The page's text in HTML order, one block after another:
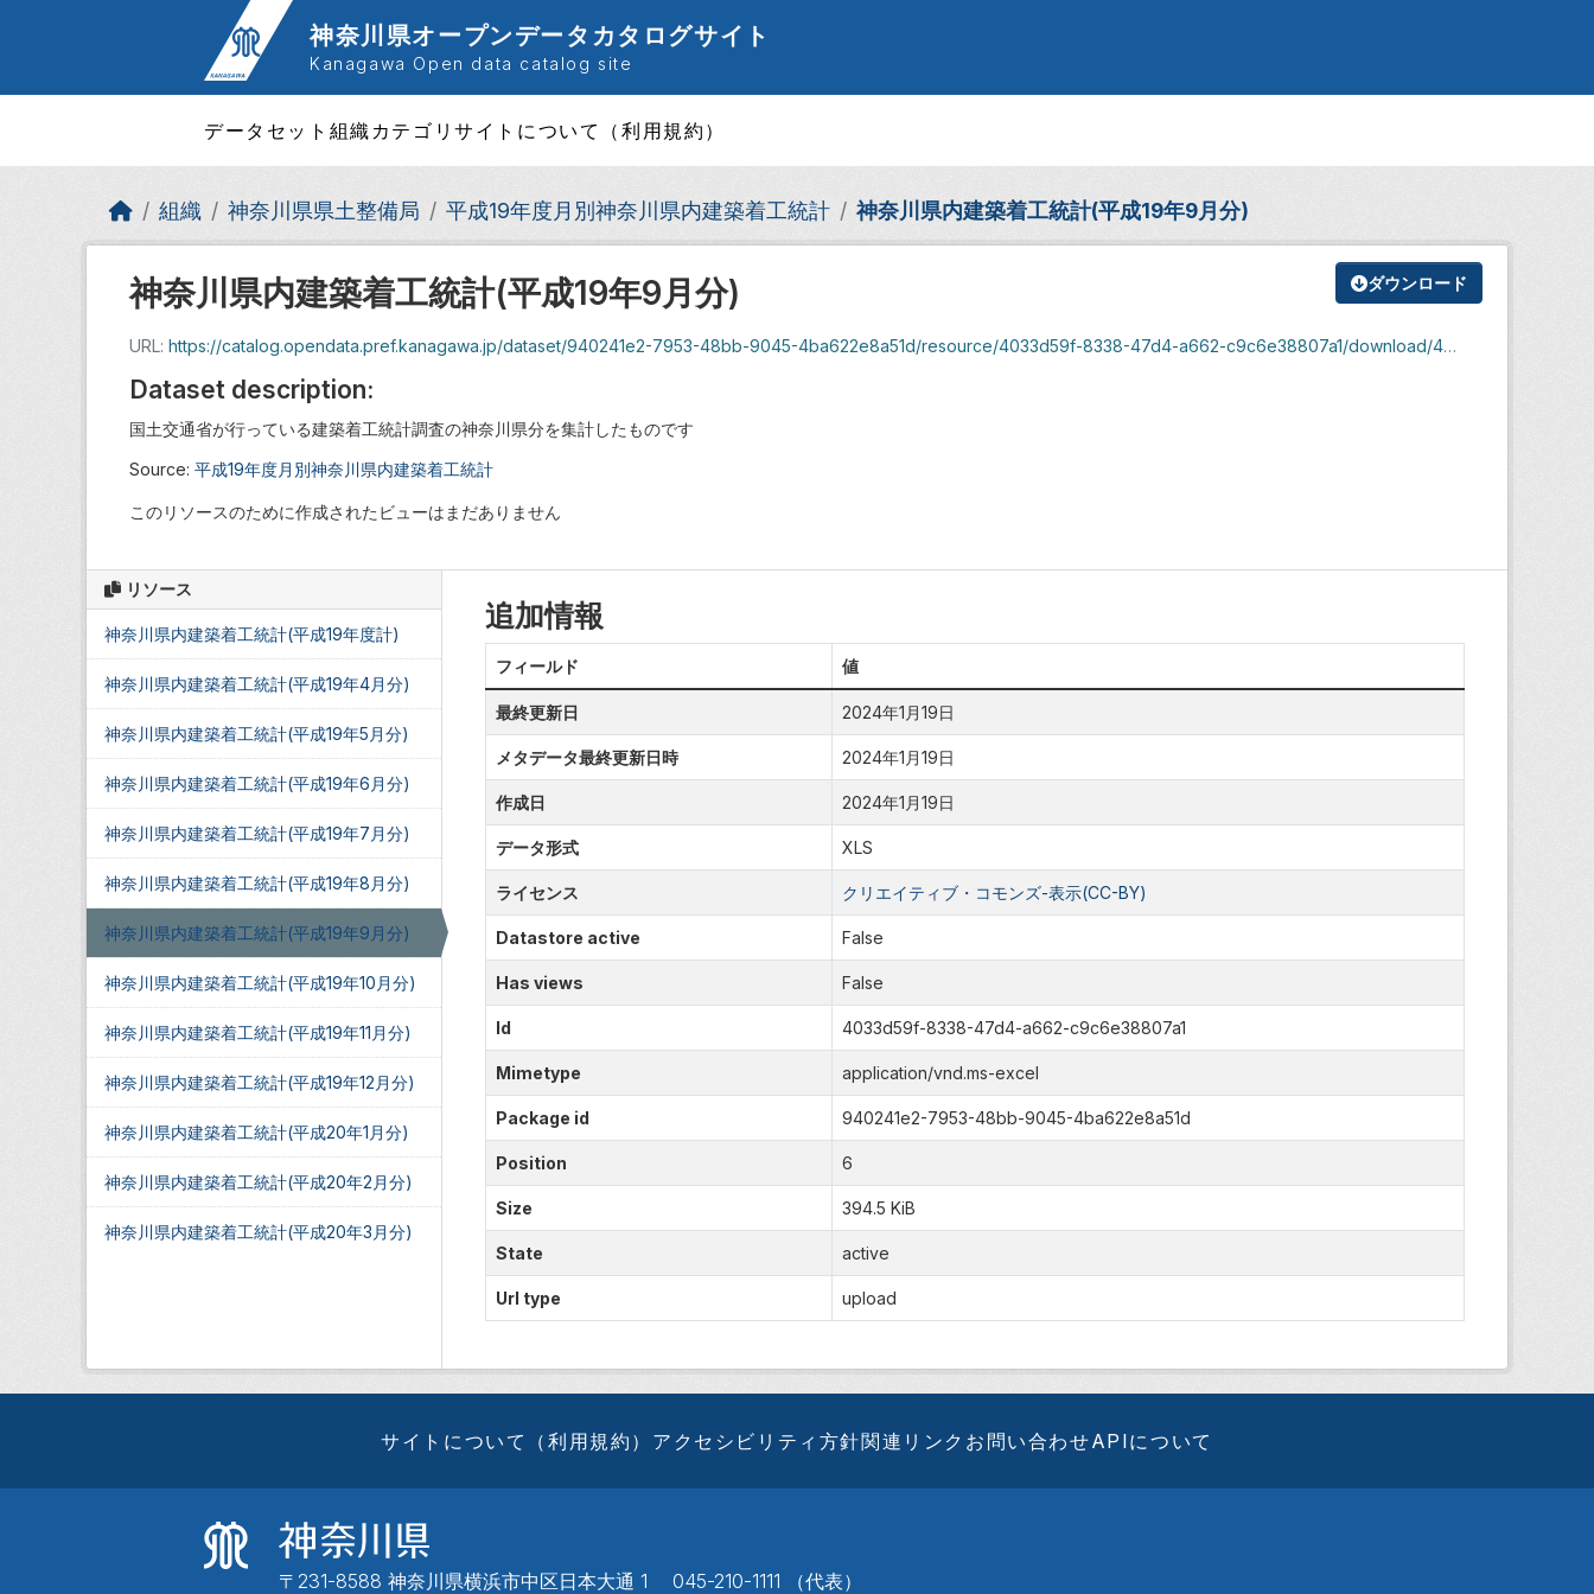
神奈川県オープンデータカタログサイト
Kanagawa Open data catalog site
データセット 組織 カテゴリサイトについて（利用規約）
組織 神奈川県県土整備局 平成19年度月別神奈川県内建築着工統計 神奈川県内建築着工統計(平成19年9月分)
ダウンロード
神奈川県内建築着工統計(平成19年9月分)
URL: https://catalog.opendata.pref.kanagawa.jp/dataset/940241e2-7953-48bb-9045-4ba622e8a51d/resource/4033d59f-8338-47d4-a662-c9c6e38807a1/download/4486.xls
Dataset description:
国土交通省が行っている建築着工統計調査の神奈川県分を集計したものです
Source: 平成19年度月別神奈川県内建築着工統計
このリソースのために作成されたビューはまだありません
リソース
神奈川県内建築着工統計(平成19年度計)
神奈川県内建築着工統計(平成19年4月分)
神奈川県内建築着工統計(平成19年5月分)
神奈川県内建築着工統計(平成19年6月分)
神奈川県内建築着工統計(平成19年7月分)
神奈川県内建築着工統計(平成19年8月分)
神奈川県内建築着工統計(平成19年9月分)
神奈川県内建築着工統計(平成19年10月分)
神奈川県内建築着工統計(平成19年11月分)
神奈川県内建築着工統計(平成19年12月分)
神奈川県内建築着工統計(平成20年1月分)
神奈川県内建築着工統計(平成20年2月分)
神奈川県内建築着工統計(平成20年3月分)
追加情報
フィールド 値
最終更新日 2024年1月19日
メタデータ最終更新日時 2024年1月19日
作成日 2024年1月19日
データ形式 XLS
ライセンス クリエイティブ・コモンズ-表示(CC-BY)
Datastore active False
Has views False
Id 4033d59f-8338-47d4-a662-c9c6e38807a1
Mimetype application/vnd.ms-excel
Package id 940241e2-7953-48bb-9045-4ba622e8a51d
Position 6
Size 394.5 KiB
State active
Url type upload
サイトについて（利用規約） アクセシビリティ方針関連リンク お問い合わせAPIについて
〒231-8588 神奈川県横浜市中区日本大通 1 045-210-1111 （代表）